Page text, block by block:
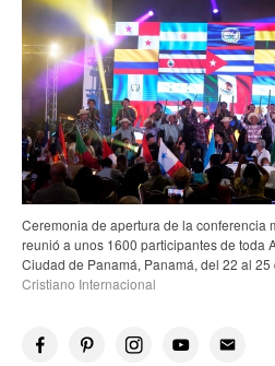
Ceremonia de apertura de la conferencia
reunió a unos 1600 participantes de toda
Ciudad de Panamá, Panamá, del 22 al 25
Cristiano Internacional